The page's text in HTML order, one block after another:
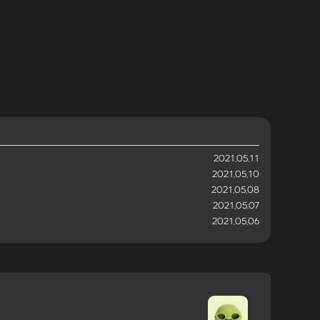
2021.05.11
2021.05.10
2021.05.08
2021.05.07
2021.05.06